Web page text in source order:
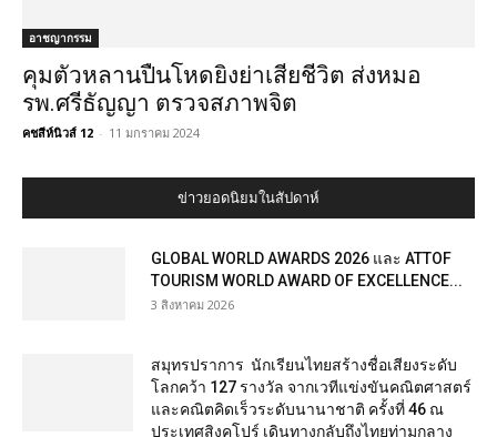
อาชญากรรม
คุมตัวหลานปืนโหดยิงย่าเสียชีวิต ส่งหมอ
รพ.ศรีธัญญา ตรวจสภาพจิต
คชสีห์นิวส์ 12 - 11 มกราคม 2024
ข่าวยอดนิยมในสัปดาห์
GLOBAL WORLD AWARDS 2026 และ ATTOF
TOURISM WORLD AWARD OF EXCELLENCE...
3 สิงหาคม 2026
สมุทรปราการ นักเรียนไทยสร้างชื่อเสียงระดับ
โลกคว้า 127 รางวัล จากเวทีแข่งขันคณิตศาสตร์
และคณิตคิดเร็วระดับนานาชาติ ครั้งที่ 46 ณ
ประเทศสิงคโปร์ เดินทางกลับถึงไทยท่ามกลาง